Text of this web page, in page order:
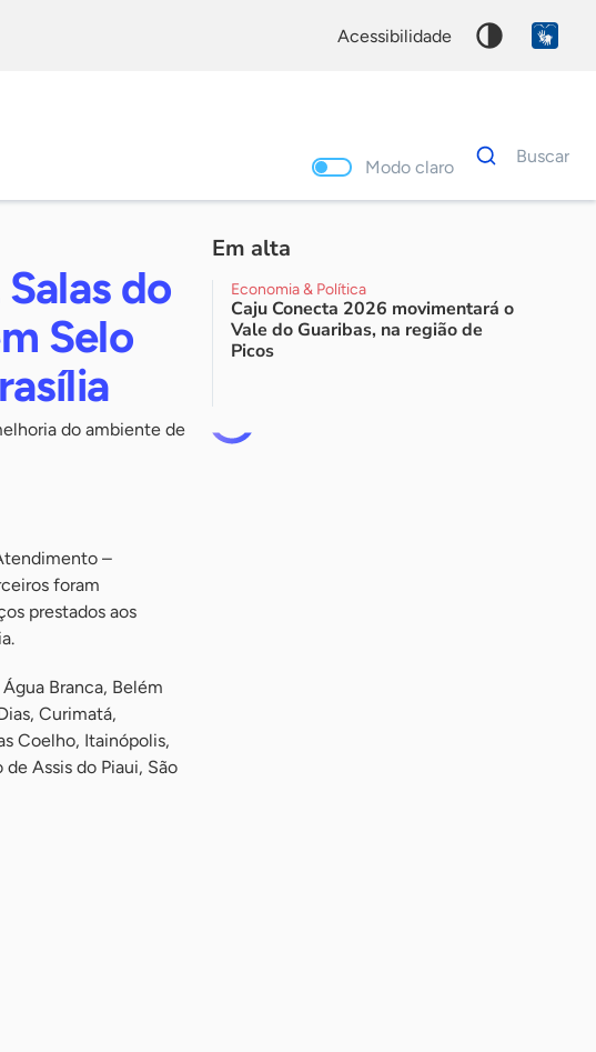
acessibilidade
Modo claro
Dados
para
Buscar
do
Selo
do ambiente de
–
foram
prestados aos
Branca, Belém
Curimatá,
Coelho, Itainópolis,
Assis do Piaui, São
Em alta
Economia & Política
Caju Conecta 2026 movimentará o
Vale do Guaribas, na região de
Picos